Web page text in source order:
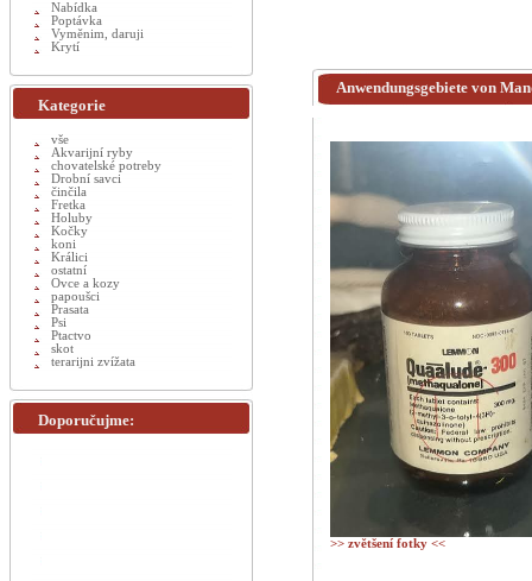
Anwendungsgebiete von
>> zvětšení fotky <<
Nabídka
Poptávka
Vyměnim, daruji
Krytí
Kategorie
vše
Akvarijní ryby
chovatelské potreby
Drobní savci
činčila
Fretka
Holuby
Kočky
koni
Králici
ostatní
Ovce a kozy
papoušci
Prasata
Psi
Ptactvo
skot
terarijni zvížata
Doporučujme: